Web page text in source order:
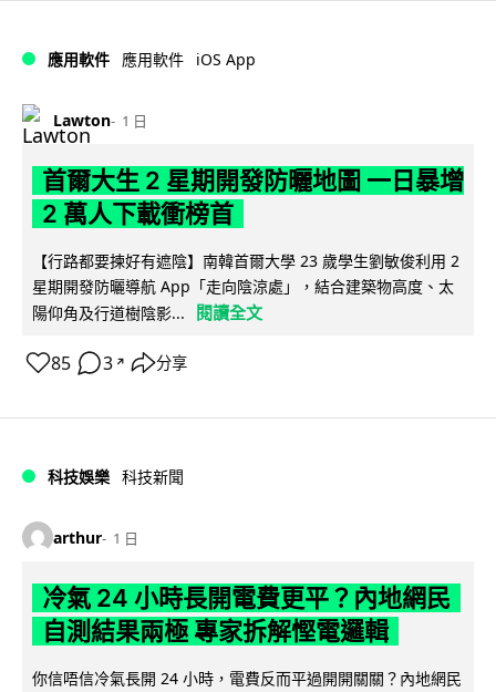
應用軟件 應用軟件 iOS App
Lawton 1 日
首爾大生 2 星期開發防曬地圖 一日暴增
2 萬人下載衝榜首
【行路都要揀好有遮陰】南韓首爾大學 23 歲學生劉敏俊利用 2
星期開發防曬導航 App「走向陰涼處」，結合建築物高度、太
陽仰角及行道樹陰影...
閱讀全文
85 3 ↗ 分享
科技娛樂 科技新聞
arthur 1 日
冷氣 24 小時長開電費更平？內地網民
自測結果兩極 專家拆解慳電邏輯
你信唔信冷氣長開 24 小時，電費反而平過開開關關？內地網民